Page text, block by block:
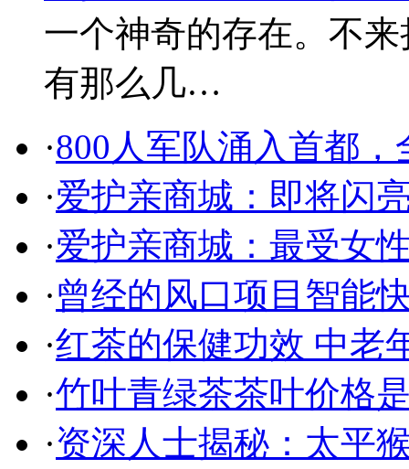
一个神奇的存在。不
有那么几…
·800人军队涌入首都
·爱护亲商城：即将闪
·爱护亲商城：最受女
·曾经的风口项目智能
·红茶的保健功效 中老
·竹叶青绿茶茶叶价格
·资深人士揭秘：太平